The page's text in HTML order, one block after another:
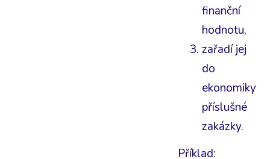
finanční
hodnotu,
zařadí jej
do
ekonomiky
příslušné
zakázky.
Příklad: